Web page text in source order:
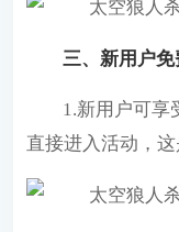
三、新用户免
1.新用户可享
直接进入活动，